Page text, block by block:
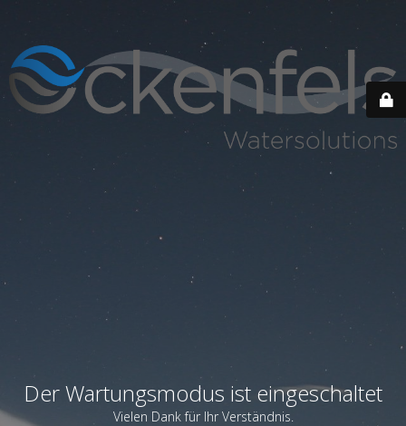
Der Wartungsmodus ist eingeschaltet
Vielen Dank für Ihr Verständnis.